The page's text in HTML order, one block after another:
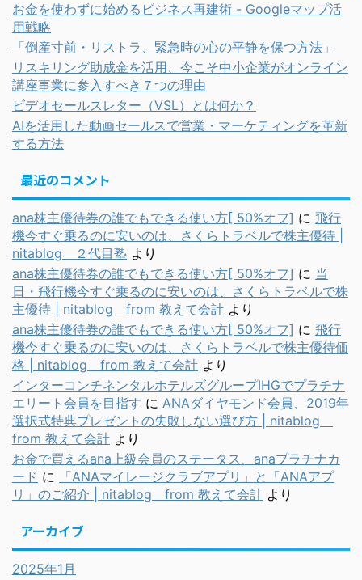
お金を使わずに始めるビジネス再建術 - Googleマップ活
用戦略
「倒産寸前・リストラ、緊急時の心の平静を保つ方法」
リスキリング助成金を活用、今こそ中小企業がオンライン
講座事業に参入すべき７つの理由
ビデオセールスレター（VSL）とは何か？
AIを活用した動画セールスで営業・マーケティングを革新
する方法
最近のコメント
ana株主優待券の誰でもできる使い方[ 50%オフ] に 飛行
機今すぐ乗るのに安いのは、さくらトラベルで株主優待 |
nitablog ２代目塾 より
ana株主優待券の誰でもできる使い方[ 50%オフ] に 当
日・飛行機今すぐ乗るのに安いのは、さくらトラベルで株
主優待 | nitablog from 教えて会計 より
ana株主優待券の誰でもできる使い方[ 50%オフ] に 飛行
機今すぐ乗るのに安いのは、さくらトラベルで株主優待価
格 | nitablog from 教えて会計 より
インターコンチネンタルホテルズグループIHGでプラチナ
エリート会員を目指す に ANAダイヤモンド会員、2019年
選択式特典プレゼントの失敗しない選び方 | nitablog
from 教えて会計 より
お金で買えるana上級会員のステータス、anaプラチナカ
ード に
「ANAマイレージクラブアプリ」と「ANAアプ
リ」のご紹介 | nitablog from 教えて会計 より
アーカイブ
2025年1月